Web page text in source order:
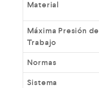
Material
Máxima Presión de
Trabajo
Normas
Sistema